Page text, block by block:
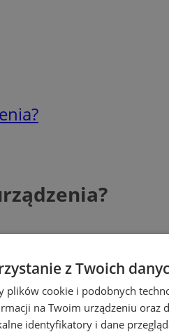
z Twoich
plików cookie i podobnych
na Twoim urządzeniu oraz
identyfikatory i dane